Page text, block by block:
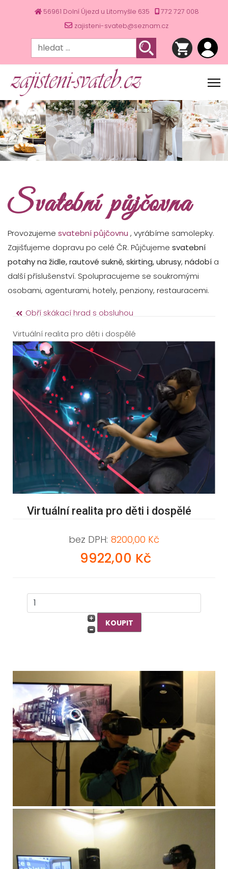
56961 Dolní Újezd u Litomyšle 635
772 727 008
zajisteni-svateb@seznam.cz
Svatební půjčovna
Provozujeme svatební půjčovnu , vyrábíme samolepky.
Zajišťujeme dopravu po celé ČR. Půjčujeme svatební
potahy na židle, rautové sukně, skirting, ubrusy, nádobí a
další příslušenství. Spolupracujeme se soukromými
osobami, agenturami, hotely, penziony, restauracemi.
Obří skákací hrad s obsluhou
Virtuální realita pro děti i dospělé
Virtuální realita pro děti i dospělé
bez DPH: 8200,00 Kč
9922,00 Kč